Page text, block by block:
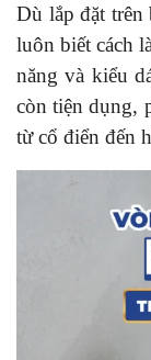
Dù lắp đặt trên
luôn biết cách
năng và kiểu
còn tiện dụng,
từ cổ điển đến